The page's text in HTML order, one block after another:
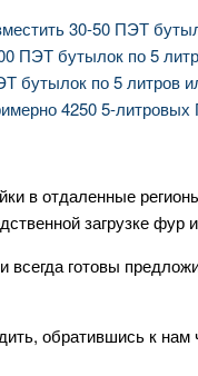
30-50 ПЭТ
ПЭТ бутылок по 5
бутылок по 5 литров
4250 5-
в отдаленные
загрузке
всегда готовы
обратившись к нам